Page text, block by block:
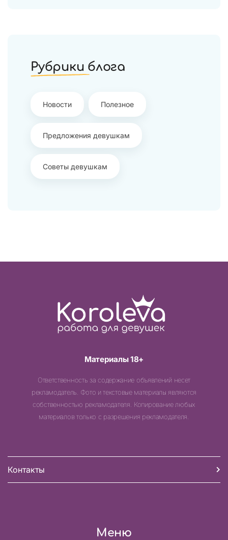
Рубрики блога
Новости Полезное
Предложения девушкам
Советы девушкам
Материалы 18+
Ответственность за содержание объявлений несет
рекламодатель. Фото и текстовые материалы являются
собственностью рекламодателя. Копирование любых
материалов только с разрешения рекламодателя.
Контакты
Меню